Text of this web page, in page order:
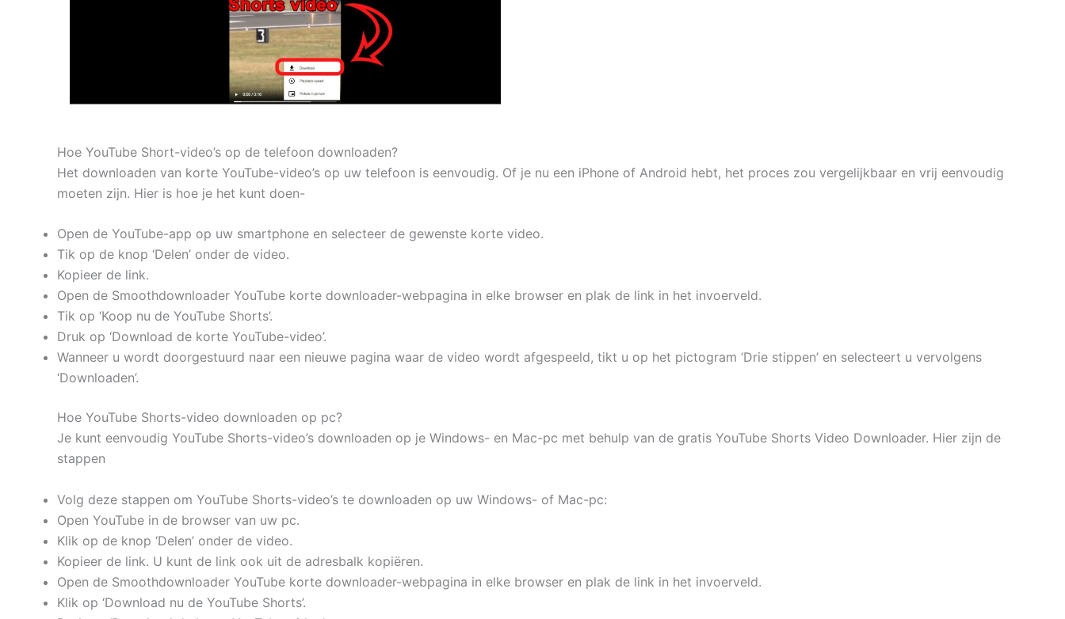
Hoe YouTube Short-video’s op de telefoon downloaden?
Het downloaden van korte YouTube-video’s op uw telefoon is eenvoudig. Of je nu een iPhone of Android hebt, het proces zou vergelijkbaar en vrij eenvoudig
moeten zijn. Hier is hoe je het kunt doen-
Open de YouTube-app op uw smartphone en selecteer de gewenste korte video.
Tik op de knop ‘Delen’ onder de video.
Kopieer de link.
Open de Smoothdownloader YouTube korte downloader-webpagina in elke browser en plak de link in het invoerveld.
Tik op ‘Koop nu de YouTube Shorts’.
Druk op ‘Download de korte YouTube-video’.
Wanneer u wordt doorgestuurd naar een nieuwe pagina waar de video wordt afgespeeld, tikt u op het pictogram ‘Drie stippen’ en selecteert u vervolgens
‘Downloaden’.
Hoe YouTube Shorts-video downloaden op pc?
Je kunt eenvoudig YouTube Shorts-video’s downloaden op je Windows- en Mac-pc met behulp van de gratis YouTube Shorts Video Downloader. Hier zijn de
stappen
Volg deze stappen om YouTube Shorts-video’s te downloaden op uw Windows- of Mac-pc:
Open YouTube in de browser van uw pc.
Klik op de knop ‘Delen’ onder de video.
Kopieer de link. U kunt de link ook uit de adresbalk kopiëren.
Open de Smoothdownloader YouTube korte downloader-webpagina in elke browser en plak de link in het invoerveld.
Klik op ‘Download nu de YouTube Shorts’.